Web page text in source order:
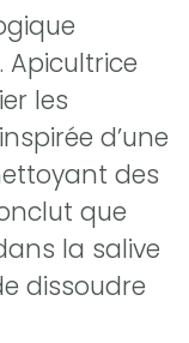
Apicultrice
les
d’une
des
que
la salive
dissoudre